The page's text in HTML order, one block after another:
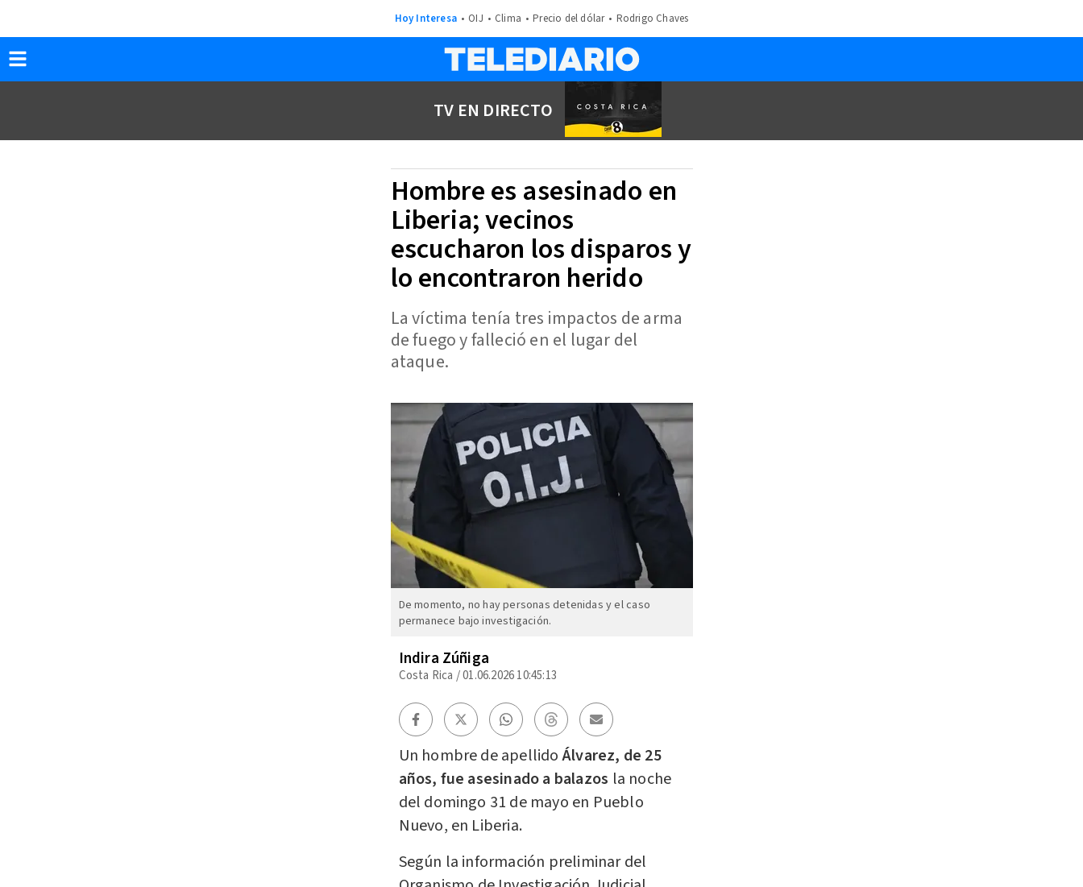
Hoy Interesa OIJ Clima Precio del dólar Rodrigo Chaves
TV EN DIRECTO
Hombre es asesinado en
Liberia; vecinos
escucharon los disparos y
lo encontraron herido
La víctima tenía tres impactos de arma
de fuego y falleció en el lugar del
ataque.
De momento, no hay personas detenidas y el caso
permanece bajo investigación.
Indira Zúñiga
Costa Rica /01.06.2026 10:45:13
Un hombre de apellidoÁlvarez, de 25
años, fue asesinado a balazos la noche
del domingo 31 de mayo en Pueblo
Nuevo, en Liberia.
Según la información preliminar del